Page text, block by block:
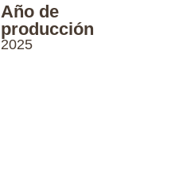
Año de
producción
2025